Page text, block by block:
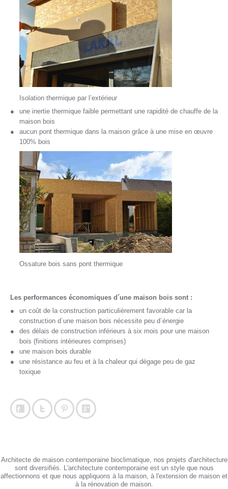
Isolation thermique par l’extérieur
une inertie thermique faible permettant une rapidité de chauffe de la
maison bois
aucun pont thermique dans la maison grâce à une mise en œuvre
100% bois
Ossature bois sans pont thermique
Les performances économiques d´une maison bois sont :
un coût de la construction particulièrement favorable car la
construction d´une maison bois nécessite peu d´énergie
des délais de construction inférieurs à six mois pour une maison
bois (finitions intérieures comprises)
une maison bois durable
une résistance au feu et à la chaleur qui dégage peu de gaz
toxique
Architecte de maison contemporaine bioclimatique, nos projets d'architecture
sont diversifiés. L'architecture contemporaine est un style que nous
affectionnons et que nous appliquons à la maison, à l'extension de maison et
à la rénovation de maison.